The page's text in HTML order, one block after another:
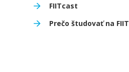
FIITcast
Prečo študovať na FIIT